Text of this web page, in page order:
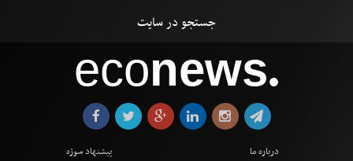
econews●
درباره ما
پیشنهاد سوژه